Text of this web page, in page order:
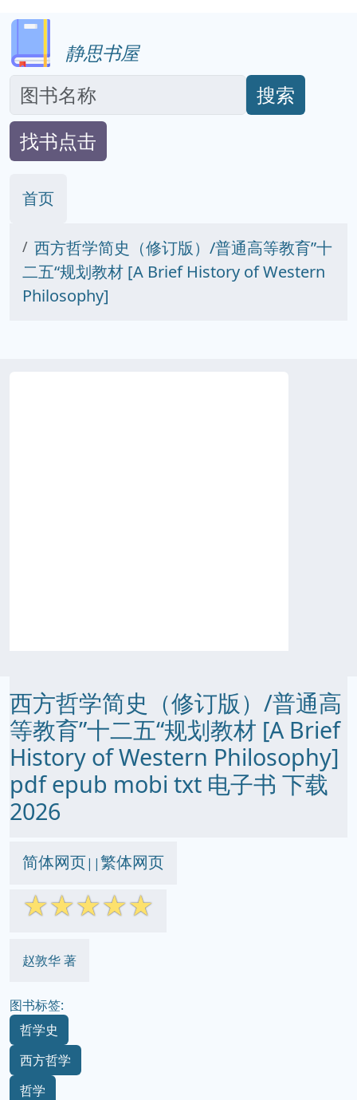
静思书屋
搜索
找书点击
首页
西方哲学简史（修订版）/普通高等教育”十
二五“规划教材 [A Brief History of Western
Philosophy]
西方哲学简史（修订版）/普通高
等教育”十二五“规划教材 [A Brief
History of Western Philosophy]
pdf epub mobi txt 电子书 下载
2026
简体网页||繁体网页
☆☆☆☆☆
赵敦华 著
图书标签:
哲学史
西方哲学
哲学